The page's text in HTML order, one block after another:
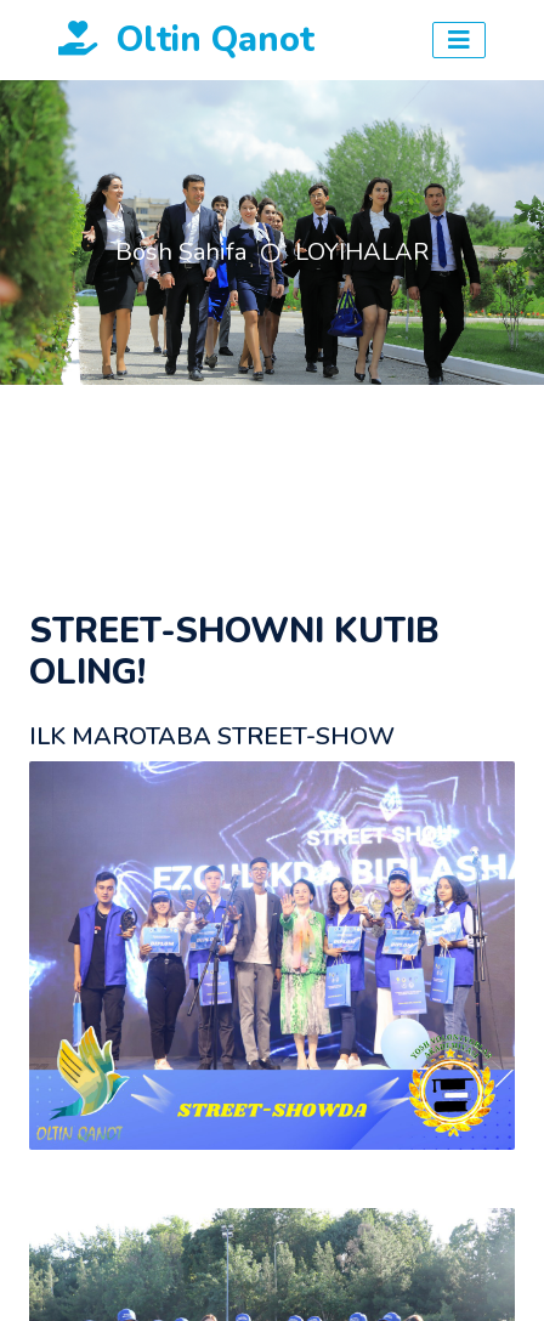
Oltin Qanot
Bosh Sahifa LOYIHALAR
STREET-SHOWNI KUTIB
OLING!
ILK MAROTABA STREET-SHOW